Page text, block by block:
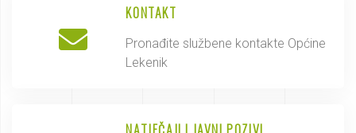
KONTAKT
Pronađite službene kontakte Općine
Lekenik